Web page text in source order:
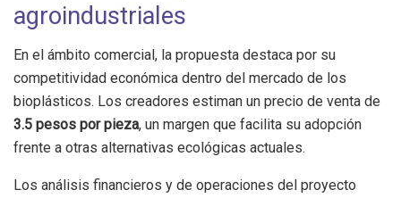
agroindustriales
En el ámbito comercial, la propuesta destaca por su
competitividad económica dentro del mercado de los
bioplásticos. Los creadores estiman un precio de venta de
3.5 pesos por pieza, un margen que facilita su adopción
frente a otras alternativas ecológicas actuales.
Los análisis financieros y de operaciones del proyecto